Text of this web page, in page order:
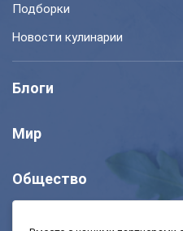
Подборки
Новости кулинарии
Блоги
Мир
Общество